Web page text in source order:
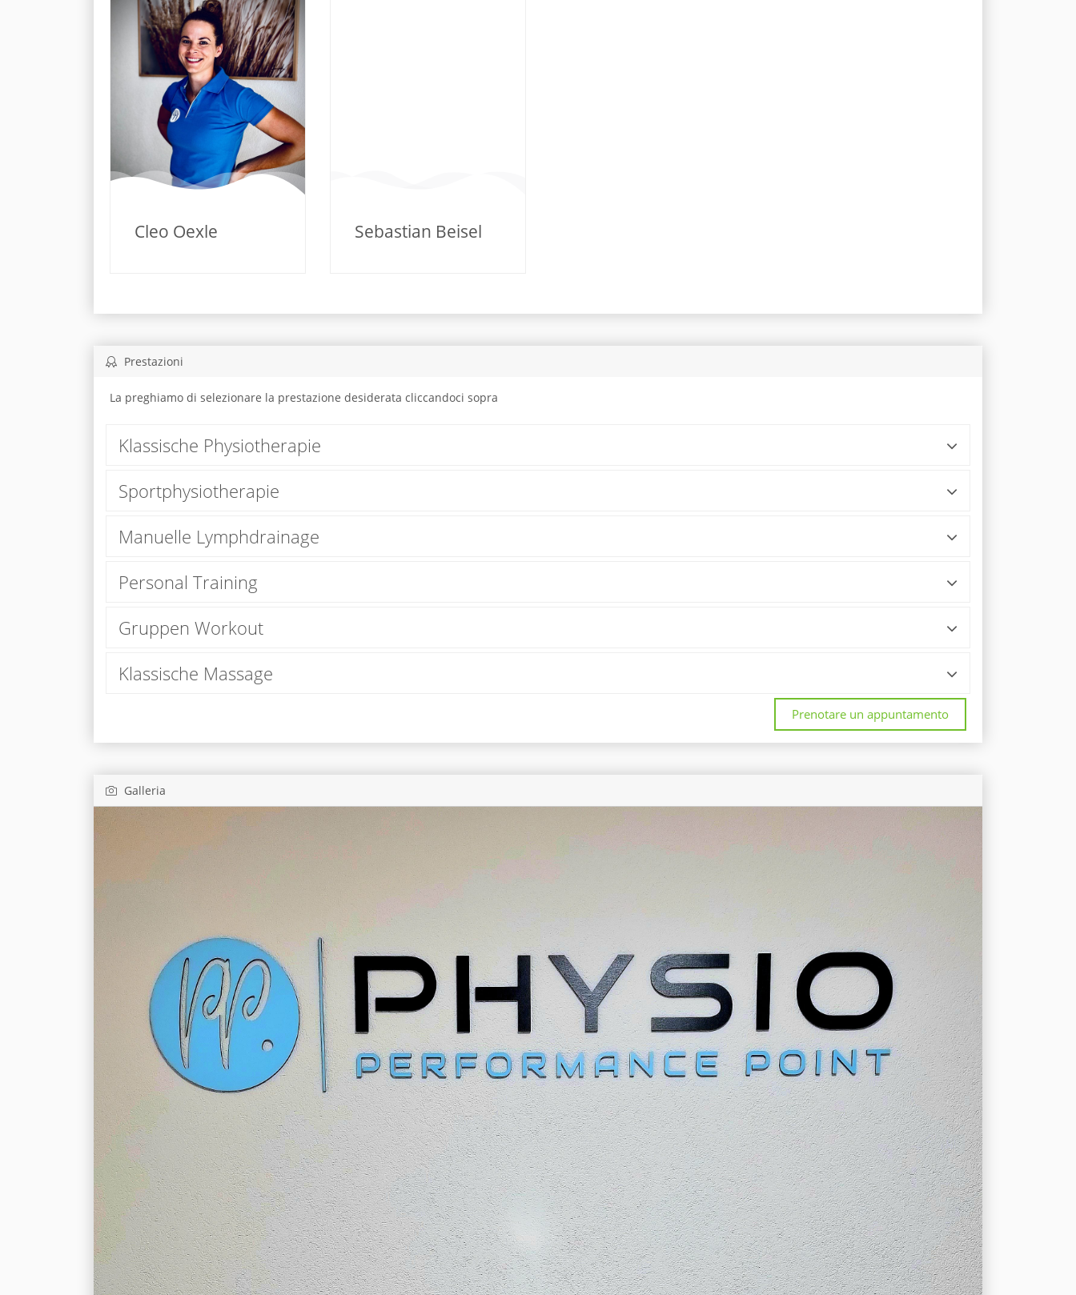
Cleo Oexle Sebastian Beisel
Prestazioni
La preghiamo di selezionare la prestazione desiderata cliccandoci sopra
Klassische Physiotherapie
Sportphysiotherapie
Manuelle Lymphdrainage
Personal Training
Gruppen Workout
Klassische Massage
Prenotare un appuntamento
Galleria